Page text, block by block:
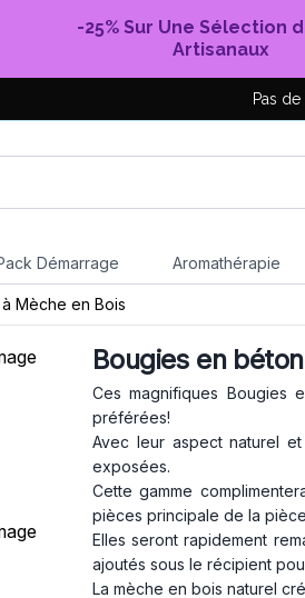
-25% Sur Une Sélection
Artisanaux
Pas
Démarrage Aromathérapie
Mèche en Bois
Bougies en
Ces magnifiques
préférées!
Avec leur aspect naturel
exposées.
Cette gamme
pièces principale de la
Elles seront rapidement
ajoutés sous le récipient
La mèche en bois naturel